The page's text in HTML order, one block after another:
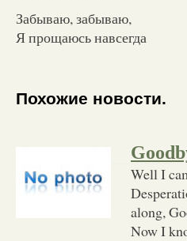
Забываю, забываю,
Я прощаюсь навсегда
Похожие новости.
Well I
along,
Now I